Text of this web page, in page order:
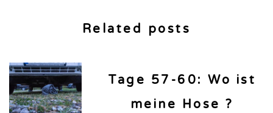
Related posts
Tage 57-60: Wo ist
meine Hose ?